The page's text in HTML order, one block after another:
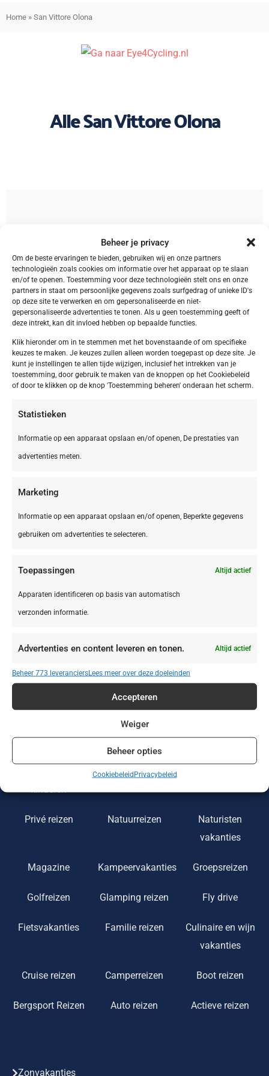
Beheer je privacy
Om de beste ervaringen te bieden, gebruiken wij en onze partners
technologieën zoals cookies om informatie over het apparaat op te slaan
en/of te openen. Toestemming voor deze technologieën stelt ons en onze
partners in staat om persoonlijke gegevens zoals surfgedrag of unieke ID's
op deze site te verwerken en om gepersonaliseerde en niet-
gepersonaliseerde advertenties te tonen. Als u geen toestemming geeft of
deze intrekt, kan dit invloed hebben op bepaalde functies.
Klik hieronder om in te stemmen met het bovenstaande of om specifieke
keuzes te maken. Je keuzes zullen alleen worden toegepast op deze site. Je
kunt je instellingen te allen tijde wijzigen, inclusief het intrekken van je
toestemming, door gebruik te maken van de knoppen op het Cookiebeleid
of door te klikken op de knop 'Toestemming beheren' onderaan het scherm.
Statistieken
Informatie op een apparaat opslaan en/of openen, De prestaties van
advertenties meten.
Marketing
Informatie op een apparaat opslaan en/of openen, Beperkte gegevens
gebruiken om advertenties te selecteren.
Toepassingen Altijd actief
Apparaten identificeren op basis van automatisch
verzonden informatie.
Advertenties en content leveren en tonen. Altijd actief
Beheer 773 leveranciersLees meer over deze doeleinden
Accepteren
Weiger
Beheer opties
CookiebeleidPrivacybeleid
Home » San Vittore Olona
Alle San Vittore Olona
Zonvakanties
Vakantiehuizen
Stedentrips
kinderen
Safari
Privé reizen Natuurreizen
Naturisten
vakanties
Magazine Kampeervakanties Groepsreizen
Golfreizen Glamping reizen Fly drive
Fietsvakanties Familie reizen
Culinaire en wijn
vakanties
Cruise reizen Camperreizen Boot reizen
Bergsport Reizen Auto reizen Actieve reizen
Zonvakanties